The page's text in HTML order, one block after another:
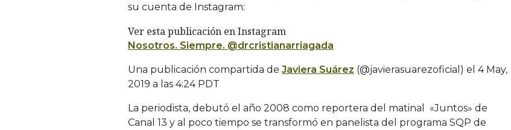
su cuenta de Instagram:
Ver esta publicación en Instagram
Nosotros. Siempre. @drcristianarriagada
Una publicación compartida de Javiera Suárez (@javierasuarezoficial) el 4 May,
2019 a las 4:24 PDT
La periodista, debutó el año 2008 como reportera del matinal «Juntos» de
Canal 13 y al poco tiempo se transformó en panelista del programa SQP de